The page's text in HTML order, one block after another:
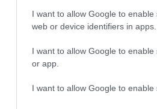
I want to allow Google to
web or device identifiers in apps.
I want to allow Google to
or app.
I want to allow Google to
Δροσιά
οι
Ελλάδα|